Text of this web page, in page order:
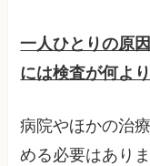
一人ひとりの原
には検査が何よ
病院やほかの治
める必要はあり